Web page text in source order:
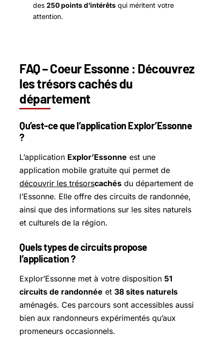
des 250 points d’intérêts qui méritent votre
attention.
FAQ – Coeur Essonne : Découvrez
les trésors cachés du
département
Qu’est-ce que l’application Explor’Essonne
?
L’application Explor’Essonne est une
application mobile gratuite qui permet de
découvrir les trésorscachés du département de
l’Essonne. Elle offre des circuits de randonnée,
ainsi que des informations sur les sites naturels
et culturels de la région.
Quels types de circuits propose
l’application ?
Explor’Essonne met à votre disposition 51
circuits de randonnée et 38 sites naturels
aménagés. Ces parcours sont accessibles aussi
bien aux randonneurs expérimentés qu’aux
promeneurs occasionnels.